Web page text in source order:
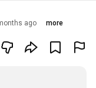
ago more